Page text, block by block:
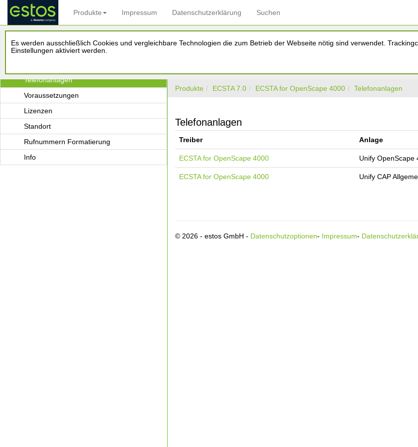
Es werden ausschließlich Cookies und vergleichbare Technologien die zum Betrieb der Webseite nötig sind verwendet.
Einstellungen aktiviert werden.
Produkte Impressum Datenschutzerklärung Suchen
estos ECSTA for OpenScape 4000
Einleitung
Telefonanlagen
Voraussetzungen
Lizenzen
Standort
Rufnummern Formatierung
Info
Produkte ECSTA 7.0 ECSTA for OpenScape 4000 Telefonanlagen
Telefonanlagen
Treiber Anlage
ECSTA for OpenScape 4000 Unify OpenScape
ECSTA for OpenScape 4000 Unify CAP
© 2026 - estos GmbH - Datenschutzoptionen- Impressum-